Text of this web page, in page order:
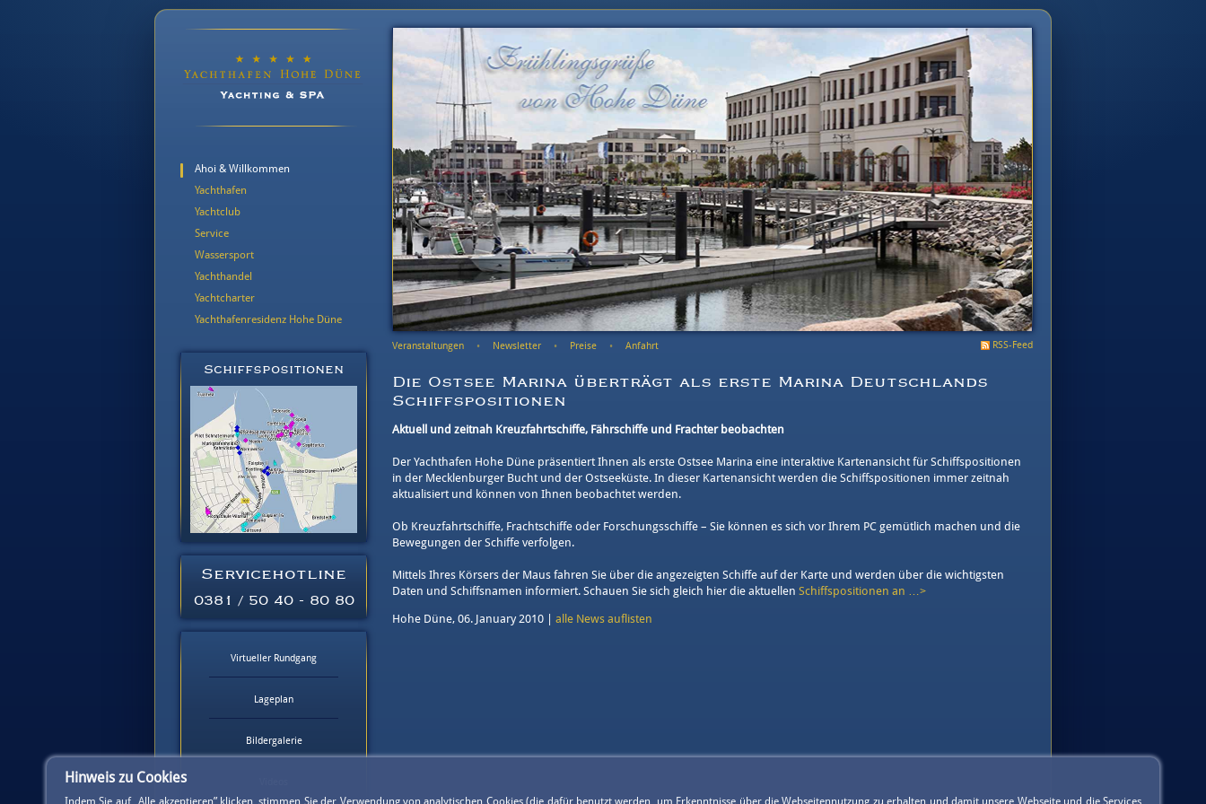
Ahoi & Willkommen
Yachthafen
Yachtclub
Service
Wassersport
Yachthandel
Yachtcharter
Yachthafenresidenz Hohe Düne
Schiffspositionen
Servicehotline
0381 / 50 40 - 80 80
Virtueller Rundgang
Lageplan
Bildergalerie
Veranstaltungen Newsletter Preise Anfahrt RSS-Feed
Die Ostsee Marina überträgt als erste Marina Deutschlands
Schiffspositionen
Aktuell und zeitnah Kreuzfahrtschiffe, Fährschiffe und Frachter beobachten
Der Yachthafen Hohe Düne präsentiert Ihnen als erste Ostsee Marina eine interaktive Kartenansicht für Schiffspositionen
in der Mecklenburger Bucht und der Ostseeküste. In dieser Kartenansicht werden die Schiffspositionen immer zeitnah
aktualisiert und können von Ihnen beobachtet werden.
Ob Kreuzfahrtschiffe, Frachtschiffe oder Forschungsschiffe – Sie können es sich vor Ihrem PC gemütlich machen und die
Bewegungen der Schiffe verfolgen.
Mittels Ihres Körsers der Maus fahren Sie über die angezeigten Schiffe auf der Karte und werden über die wichtigsten
Daten und Schiffsnamen informiert. Schauen Sie sich gleich hier die aktuellen Schiffspositionen an …>
Hohe Düne, 06. January 2010 | alle News auflisten
Hinweis zu Cookies
Indem Sie auf „Alle akzeptieren” klicken, stimmen Sie der Verwendung von analytischen Cookies (die dafür benutzt werden, um Erkenntnisse über die Webseitennutzung zu erhalten und damit unsere Webseite und die Services